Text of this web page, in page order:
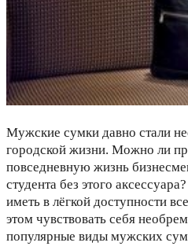
Мужские сумки давно стали
городской жизни. Можно ли
повседневную жизнь
студента без этого
иметь в лёгкой доступности
этом чувствовать себя
популярные виды мужских